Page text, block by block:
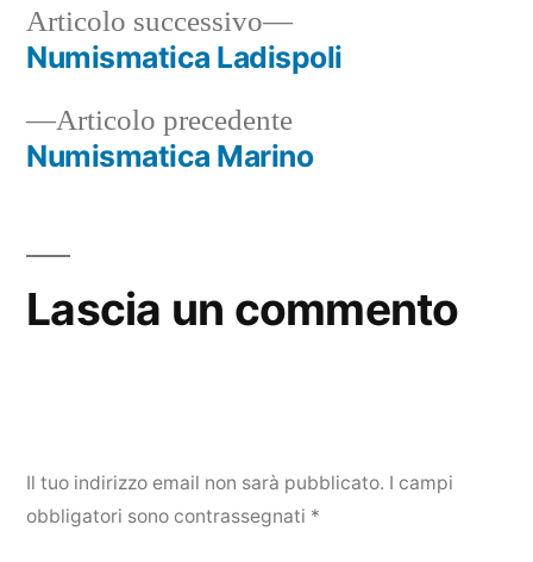
Navigazione
articoli
Articolo precedenteArticolo
precedente:
Numismatica Marino
Articolo successivo
Articolo
successivo:
Numismatica Ladispoli
Lascia un commento
Il tuo indirizzo email non sarà pubblicato. I campi
obbligatori sono contrassegnati *